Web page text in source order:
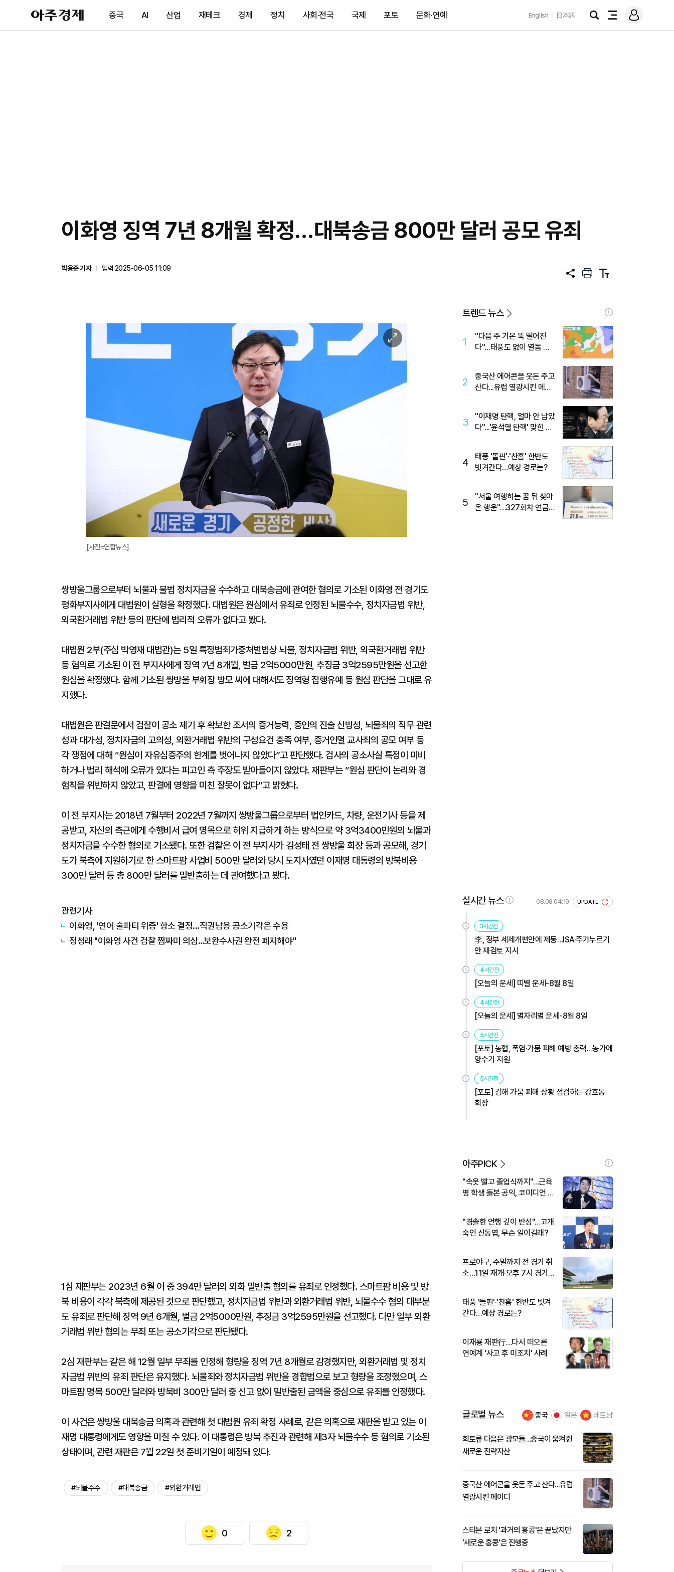
아
주
제
중국 AI 산업 재테크 경제 정치 사회·전국 국제 포토 문화·연예 English 日本語
검
전
메
그
이화영 징역 7년 8개월 확정…대북송금 800만 달러 공모 유죄
박용준 기자
입력 2025-06-05 11:09
공
프
트
텍
트
이
미
대
[사진=연합뉴스]
쌍방울그룹으로부터 뇌물과 불법 정치자금을 수수하고 대북송금에 관여한 혐의로 기소된 이화영 전 경기도
평화부지사에게 대법원이 실형을 확정했다. 대법원은 원심에서 유죄로 인정된 뇌물수수, 정치자금법 위반,
외국환거래법 위반 등의 판단에 법리적 오류가 없다고 봤다.
대법원 2부(주심 박영재 대법관)는 5일 특정범죄가중처벌법상 뇌물, 정치자금법 위반, 외국환거래법 위반
등 혐의로 기소된 이 전 부지사에게 징역 7년 8개월, 벌금 2억5000만원, 추징금 3억2595만원을 선고한
원심을 확정했다. 함께 기소된 쌍방울 부회장 방모 씨에 대해서도 징역형 집행유예 등 원심 판단을 그대로 유
지했다.
대법원은 판결문에서 검찰이 공소 제기 후 확보한 조서의 증거능력, 증인의 진술 신빙성, 뇌물죄의 직무 관련
성과 대가성, 정치자금의 고의성, 외환거래법 위반의 구성요건 충족 여부, 증거인멸 교사죄의 공모 여부 등
각 쟁점에 대해 “원심이 자유심증주의 한계를 벗어나지 않았다”고 판단했다. 검사의 공소사실 특정이 미비
하거나 법리 해석에 오류가 있다는 피고인 측 주장도 받아들이지 않았다. 재판부는 “원심 판단이 논리와 경
험칙을 위반하지 않았고, 판결에 영향을 미친 잘못이 없다”고 밝혔다.
이 전 부지사는 2018년 7월부터 2022년 7월까지 쌍방울그룹으로부터 법인카드, 차량, 운전기사 등을 제
공받고, 자신의 측근에게 수행비서 급여 명목으로 허위 지급하게 하는 방식으로 약 3억3400만원의 뇌물과
정치자금을 수수한 혐의로 기소됐다. 또한 검찰은 이 전 부지사가 김성태 전 쌍방울 회장 등과 공모해, 경기
도가 북측에 지원하기로 한 스마트팜 사업비 500만 달러와 당시 도지사였던 이재명 대통령의 방북비용
300만 달러 등 총 800만 달러를 밀반출하는 데 관여했다고 봤다.
관련기사
이화영, '연어 술파티 위증' 항소 결정...직권남용 공소기각은 수용
정청래 "이화영 사건 검찰 짬짜미 의심…보완수사권 완전 폐지해야"
1심 재판부는 2023년 6월 이 중 394만 달러의 외화 밀반출 혐의를 유죄로 인정했다. 스마트팜 비용 및 방
북 비용이 각각 북측에 제공된 것으로 판단했고, 정치자금법 위반과 외환거래법 위반, 뇌물수수 혐의 대부분
도 유죄로 판단해 징역 9년 6개월, 벌금 2억5000만원, 추징금 3억2595만원을 선고했다. 다만 일부 외환
거래법 위반 혐의는 무죄 또는 공소기각으로 판단됐다.
2심 재판부는 같은 해 12월 일부 무죄를 인정해 형량을 징역 7년 8개월로 감경했지만, 외환거래법 및 정치
자금법 위반의 유죄 판단은 유지했다. 뇌물죄와 정치자금법 위반을 경합범으로 보고 형량을 조정했으며, 스
마트팜 명목 500만 달러와 방북비 300만 달러 중 신고 없이 밀반출된 금액을 중심으로 유죄를 인정했다.
이 사건은 쌍방울 대북송금 의혹과 관련해 첫 대법원 유죄 확정 사례로, 같은 의혹으로 재판을 받고 있는 이
재명 대통령에게도 영향을 미칠 수 있다. 이 대통령은 방북 추진과 관련해 제3자 뇌물수수 등 혐의로 기소된
상태이며, 관련 재판은 7월 22일 첫 준비기일이 예정돼 있다.
#뇌물수수 #대북송금 #외환거래법
0 2
트렌드 뉴스
1
"다음 주 기온 뚝 떨어진
다"…태풍도 없이 열돔 박
2
중국산 에어콘을 웃돈 주고
산다...유럽 열광시킨 메이
3
"이재명 탄핵, 얼마 안 남았
다"...'윤석열 탄핵' 맞힌 무
4
태풍 '돌핀'·'찬홈' 한반도
빗겨간다…예상 경로는?
5
"서울 여행하는 꿈 뒤 찾아
온 행운"…327회차 연금
실시간 뉴스 08.08 04:19 UPDATE
3시간전
李, 정부 세제개편안에 제동…ISA·주가누르기
안 재검토 지시
4시간전
[오늘의 운세] 띠별 운세-8월 8일
4시간전
[오늘의 운세] 별자리별 운세-8월 8일
5시간전
[포토] 농협, 폭염·가뭄 피해 예방 총력…농가에
양수기 지원
5시간전
[포토] 김해 가뭄 피해 상황 점검하는 강호동
회장
아주PICK
"속옷 빨고 졸업식까지"…근육
병 학생 돌본 공익, 코미디언 김
"경솔한 언행 깊이 반성"…고개
숙인 신동엽, 무슨 일이길래?
프로야구, 주말까지 전 경기 취
소…11일 재개·오후 7시 경기
태풍 '돌핀'·'찬홈' 한반도 빗겨
간다…예상 경로는?
이재룡 재판行…다시 떠오른
연예계 '사고 후 미조치' 사례
글로벌 뉴스 중국 일본 베트남
희토류 다음은 광모듈…중국이 움켜쥔
새로운 전략자산
중국산 에어콘을 웃돈 주고 산다...유럽
열광시킨 메이디
스티븐 로치 '과거의 홍콩'은 끝났지만
'새로운 홍콩'은 진행중